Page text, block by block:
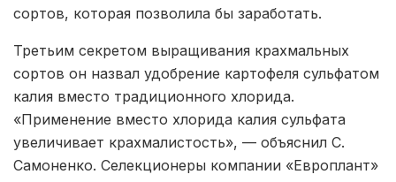
сортов, которая позволила бы заработать.
Третьим секретом выращивания крахмальных
сортов он назвал удобрение картофеля сульфатом
калия вместо традиционного хлорида.
«Применение вместо хлорида калия сульфата
увеличивает крахмалистость», — объяснил С.
Самоненко. Селекционеры компании «Европлант»